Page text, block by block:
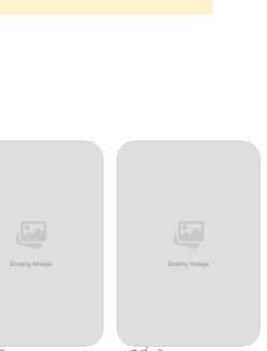
05/20/2026